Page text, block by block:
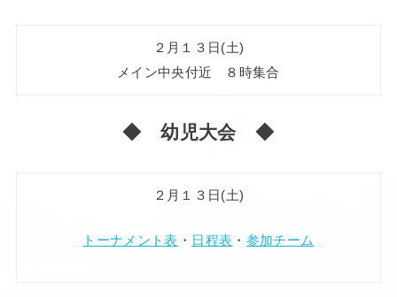
２月１３日(土)
メイン中央付近 ８時集合
◆ 幼児大会 ◆
２月１３日(土)
トーナメント表 ・ 日程表 ・ 参加チーム